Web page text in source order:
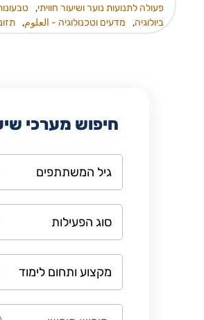
פעולה לתנועות נוער ושיעור חוויתי,
ביולוגיה, מדעים וטכנולוגיה - العلوم,
חיפוש מערכי